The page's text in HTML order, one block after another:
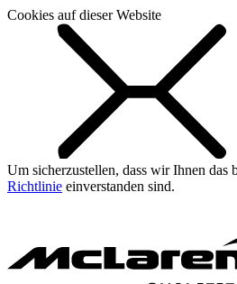
Cookies auf dieser Website
Um sicherzustellen, dass wir Ihnen das
Richtlinie einverstanden sind.